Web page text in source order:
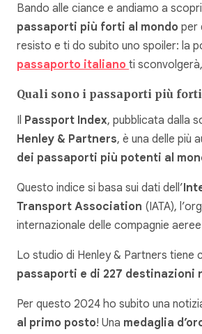
Bando alle ciance e andiamo a
passaporti più forti al mondo per
resisto e ti do subito uno spoiler: la
passaporto italiano ti
Quali sono i passaporti più
Il Passport Index, pubblicata dalla
Henley & Partners, è una delle più
dei passaporti più potenti al
Questo indice si basa sui dati dell’
Transport Association (IATA),
internazionale delle compagnie
Lo studio di Henley & Partners tiene
passaporti e di 227 destinazioni
Per questo 2024 ho subito una
al primo posto! Una medaglia